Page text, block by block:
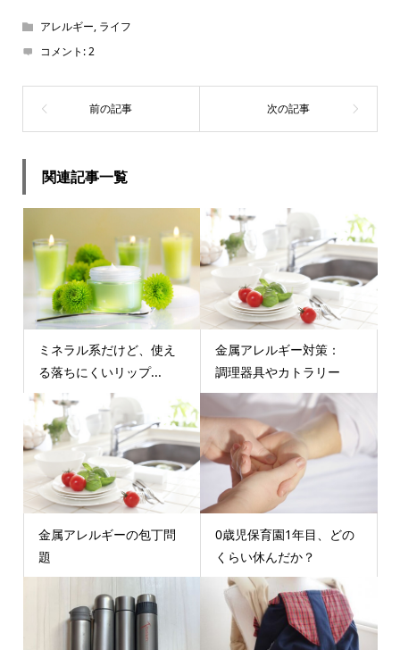
アレルギー, ライフ
コメント:2
関連記事一覧
ミネラル系だけど、使え
る落ちにくいリップ...
金属アレルギー対策：
調理器具やカトラリー
金属アレルギーの包丁問
題
0歳児保育園1年目、どの
くらい休んだか？